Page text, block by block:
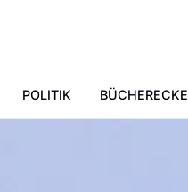
POLITIK BÜCHERECKE